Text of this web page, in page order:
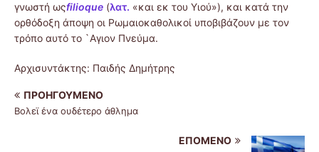
γνωστή ωςfilioque (λατ. «και εκ του Υιού»), και κατά την
ορθόδοξη άποψη οι Ρωμαιοκαθολικοί υποβιβάζουν με τον
τρόπο αυτό το `Αγιον Πνεύμα.
Αρχισυντάκτης: Παιδής Δημήτρης
ΠΡΟΗΓΟΎΜΕΝΟ
Βολεϊ ένα ουδέτερο άθλημα
ΕΠΌΜΕΝΟ